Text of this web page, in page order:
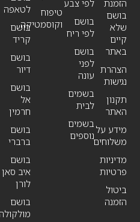
הזמנת
בושם
שלא
קיים
באתר
הצהרת
נגישות
תקנון
האתר
מידע על
משלוחים
מדיניות
פרטיות
ביטול
הזמנה
טיפוח
וקוסמטיקה
לפי צבע
בושם
לפי ריח
בושם
לפני
עונה
בשמים
לבית
בשמים
נוספים
לטאפה
בושם
קריד
בושם
דיור
בושם
אל
חרמין
בושם
ברברי
בושם
איב סאן
לורן
בושם
מולקולה